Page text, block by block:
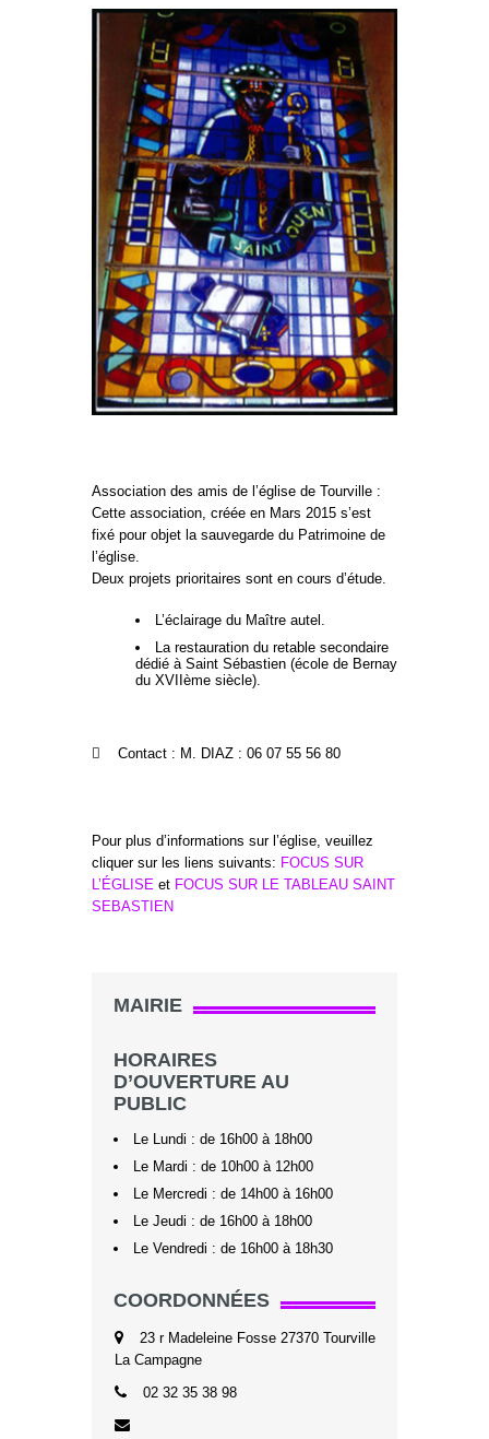
Association des amis de l’église de Tourville :
Cette association, créée en Mars 2015 s’est
fixé pour objet la sauvegarde du Patrimoine de
l’église.
Deux projets prioritaires sont en cours d’étude.
L’éclairage du Maître autel.
La restauration du retable secondaire
dédié à Saint Sébastien (école de Bernay
du XVIIème siècle).
 Contact : M. DIAZ : 06 07 55 56 80
Pour plus d’informations sur l’église, veuillez
cliquer sur les liens suivants: FOCUS SUR
L’ÉGLISE et FOCUS SUR LE TABLEAU SAINT
SEBASTIEN
MAIRIE
HORAIRES
D’OUVERTURE AU
PUBLIC
Le Lundi : de 16h00 à 18h00
Le Mardi : de 10h00 à 12h00
Le Mercredi : de 14h00 à 16h00
Le Jeudi : de 16h00 à 18h00
Le Vendredi : de 16h00 à 18h30
COORDONNÉES
23 r Madeleine Fosse 27370 Tourville
La Campagne
02 32 35 38 98